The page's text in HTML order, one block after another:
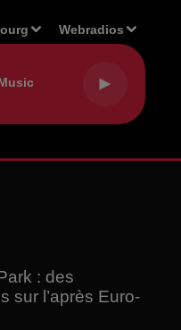
Webradios
: des
sur l’après Euro-